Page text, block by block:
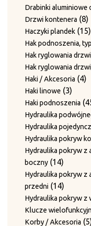
Płyty z bolcami
Prowadnice 4 4
Prowadnice boczne
Rolki prowadzące
Rolki
Śruby mocujące i
Sworznie
Sworznie rolek
Sworznie rolek
22
produkty
Sworznie rolek
zabezpieczającymi
Sworznie ściany
Sworznie z
Tuleje /
Tuleje prowadzące
Tuleje
Wałki
Drabinki aluminiowe
Drzwi kontenera 88
Haczyki plandek 15
Hak podnoszenia,
Hak ryglowania
Hak ryglowania
Haki / Akcesoria 44
Haki linowe 33
Haki podnoszenia
Hydraulika
Hydraulika
Hydraulika pokryw
Hydraulika pokryw z
boczny
1414
Hydraulika pokryw z
przedni
1414
Hydraulika pokryw z
Klucze
Korby / Akcesoria 5